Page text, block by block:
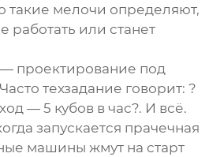
такие мелочи определяют,
работать или станет
проектирование под
техзадание говорит: ?
— 5 кубов в час?. И всё.
запускается прачечная
машины жмут на старт